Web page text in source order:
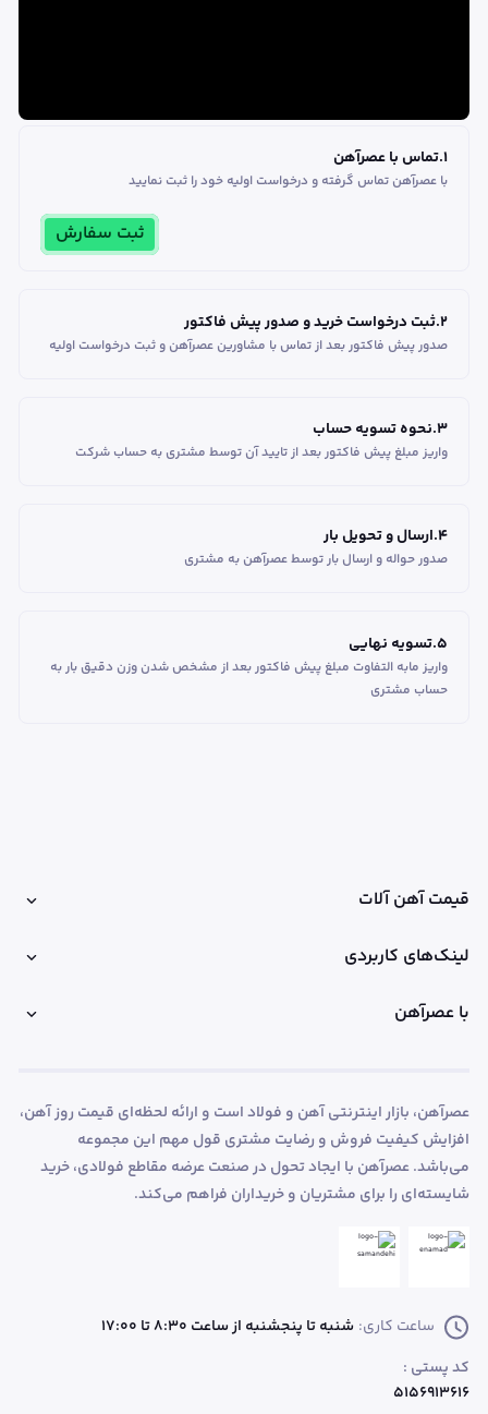
1
.تماس با عصرآهن
با عصرآهن تماس گرفته و درخواست اولیه خود را ثبت نمایید
ثبت سفارش
2
.ثبت درخواست خرید و صدور پیش فاکتور
صدور پیش فاکتور بعد از تماس با مشاورین عصر‌آهن و ثبت درخواست اولیه
3
.نحوه تسویه حساب
واریز مبلغ پیش فاکتور بعد از تایید آن توسط مشتری به حساب شرکت
4
.ارسال و تحویل بار
صدور حواله و ارسال بار توسط عصرآهن به مشتری
5
.تسویه نهایی
واریز مابه التفاوت مبلغ پیش فاکتور بعد از مشخص شدن وزن دقیق بار به
حساب مشتری
قیمت آهن آلات
لینک‌های کاربردی
با عصرآهن
عصرآهن، بازار اینترنتی آهن و فولاد است و ارائه لحظه‌ای قیمت روز آهن،
افزایش کیفیت فروش و رضایت مشتری قول مهم این مجموعه
می‌باشد. عصرآهن با ایجاد تحول در صنعت عرضه مقاطع فولادی، خرید
شایسته‌ای را برای مشتریان و خریداران فراهم می‌کند.
ساعت کاری: شنبه تا پنجشنبه از ساعت 8:30 تا 17:00
کد پستی :
۵۱۵۶۹۱۳۶۱۶